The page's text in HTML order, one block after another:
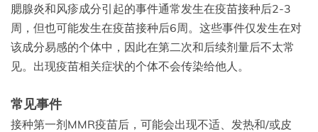
腮腺炎和风疹成分引起的事件通常发生在疫苗接种后2-3
周，但也可能发生在疫苗接种后6周。这些事件仅发生在对
该成分易感的个体中，因此在第二次和后续剂量后不太常
见。出现疫苗相关症状的个体不会传染给他人。
常见事件
接种第一剂MMR疫苗后，可能会出现不适、发热和/或皮